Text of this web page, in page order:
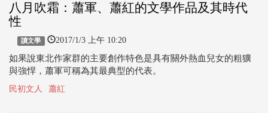
八月吹霜：蕭軍、蕭紅的文學作品及其時代
性
讀文學 2017/1/3 上午 10:20
如果說東北作家群的主要創作特色是具有關外熱血兒女的粗獷
與強悍，蕭軍可稱為其最典型的代表。
民初文人 蕭紅